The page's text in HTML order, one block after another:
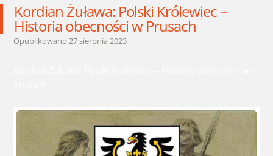
Kordian Żuława: Polski Królewiec –
Historia obecności w Prusach
Opublikowano 27 sierpnia 2023